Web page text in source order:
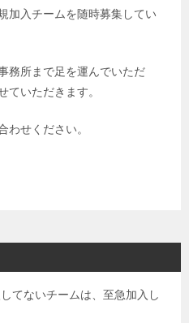
加入チームを随時募集してい
務所まで足を運んでいただ
ていただきます。
わせください。
てないチームは、至急加入し